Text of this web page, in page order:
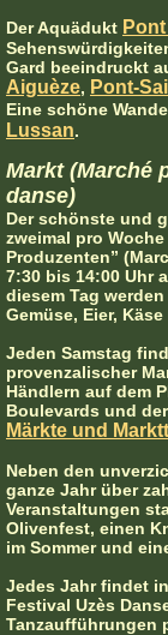
Der Aquädukt
Gard beeindruckt
Aiguèze, Pont-
Eine schöne
Lussan.
Markt (Marché
danse)
Der schönste und
zweimal pro
Produzenten”
7:30 bis 14:00 Uhr
diesem Tag
Gemüse, Eier,
Jeden Samstag
provenzalischer
Händlern auf dem
Boulevards und
Märkte und
Neben den
ganze Jahr über
Veranstaltungen
Olivenfest, einen
im Sommer und
Jedes Jahr findet
Festival Uzès
Tanzaufführungen